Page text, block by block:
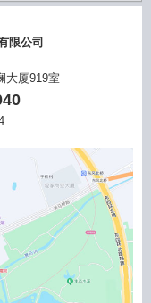
限公司
大厦919室